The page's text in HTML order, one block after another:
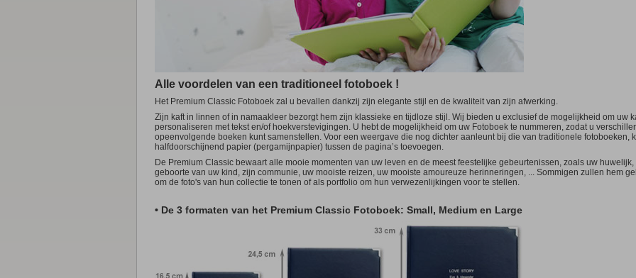
22x30,2cm Harde kaft (Regular)
30,7x42,5cm Harde kaft (Regular)
GAMMA VAN FOTOBOEKEN
Premium Classic
Premium Contemporary(Harde kaft) BESTSELLER!
Regular
(Harde kaft)
Casual(Soepele kaft)
ANDERE
Luxe-Dozen
voor Fotoboeken
van 20x30cm tot 90x135cm
van 30x20cm tot 135x90cm
van 30x30cm tot 90x90cm
EXCLUSIEF!
Dibond®
Staand
van 20x30cm tot 90x135cm
Liggend
van 30x20cm tot 135x90cm
Vierkant
van 30x30cm tot 90x90cm
Op Maat
tot 100x150cm EXCLUSIEF!
Multi van 20x20cm tot 90x120cm
Postkaart Standaard
Standaard
25x32cm
Verjaardagskalender 25x32cm
XL
32,5x49cm
XXL
49x64cm
Luxekalender A4
21x29,7cm
Luxekalender A3
29,7x42cm
Bureaukalenders
A5 Liggend
21x14,8cm
A5 Staand
14,8x21cm
Magnetische kalenders
A5
14,8x21cm
A4
21x29,7cm
A3
29,7x42cm
ANDERE
Pack
Magnetische A5
Bierpakket
Andere
Alle voordelen van een traditioneel fotoboek !
Het Premium Classic Fotoboek zal u bevallen dankzij zijn elegante stijl en de kwaliteit van zijn afwerking.
Zijn kaft in linnen of in namaakleer bezorgt hem zijn klassieke en tijdloze stijl. Wij bieden u exclusief de mogelijkheid om uw
personaliseren met tekst en/of hoekverstevigingen. U hebt de mogelijkheid om uw Fotoboek te nummeren, zodat u
opeenvolgende boeken kunt samenstellen. Voor een weergave die nog dichter aanleunt bij die van traditionele fotoboeken,
halfdoorschijnend papier (pergamijnpapier) tussen de pagina’s toevoegen.
De Premium Classic bewaart alle mooie momenten van uw leven en de meest feestelijke gebeurtenissen, zoals uw huwelijk,
geboorte van uw kind, zijn communie, uw mooiste reizen, uw mooiste amoureuze herinneringen, ... Sommigen zullen hem
om de foto's van hun collectie te tonen of als portfolio om hun verwezenlijkingen voor te stellen.
• De 3 formaten van het Premium Classic Fotoboek: Small, Medium en Large